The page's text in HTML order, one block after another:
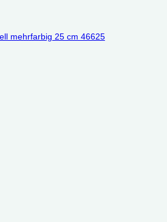
mehrfarbig 25 cm 46625